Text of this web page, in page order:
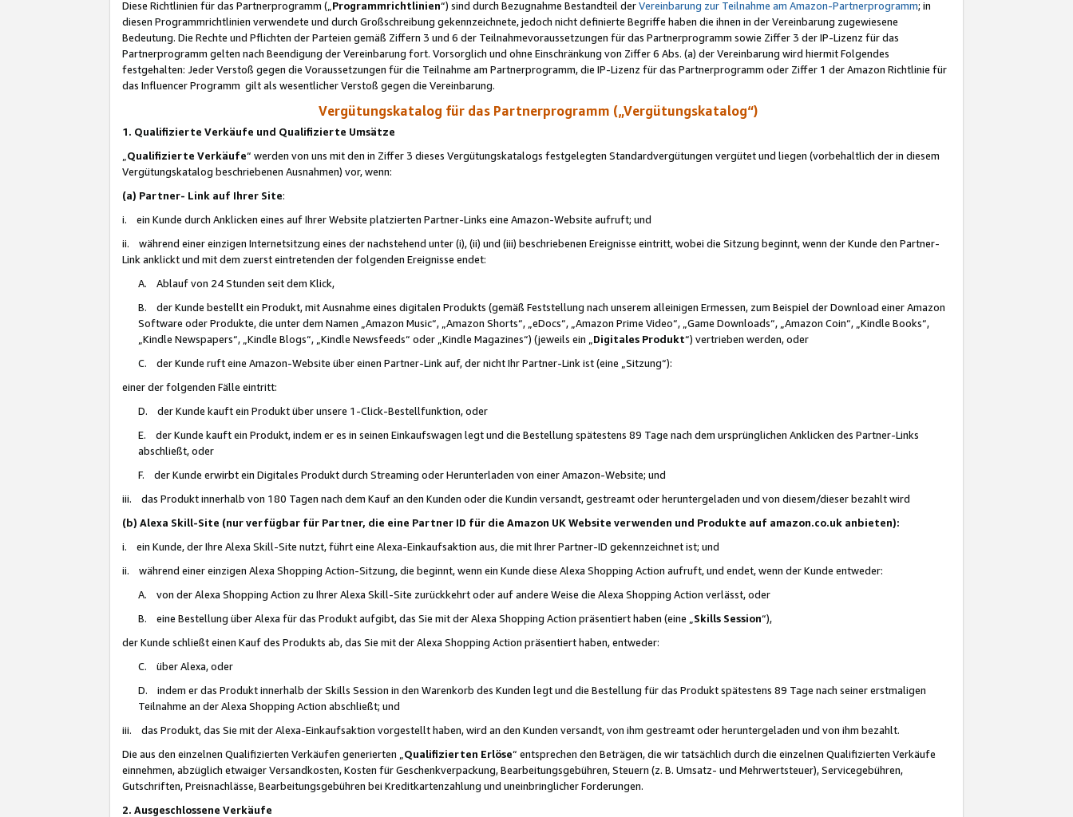
Diese Richtlinien für das Partnerprogramm („Programmrichtlinien“) sind durch Bezugnahme Bestandteil derVereinbarung zur Teilnahme am Amazon-Partnerprogramm; in
diesen Programmrichtlinien verwendete und durch Großschreibung gekennzeichnete, jedoch nicht definierte Begriffe haben die ihnen in der Vereinbarung zugewiesene
Bedeutung. Die Rechte und Pflichten der Parteien gemäß Ziffern 3 und 6 der Teilnahmevoraussetzungen für das Partnerprogramm sowie Ziffer 3 der IP-Lizenz für das
Partnerprogramm gelten nach Beendigung der Vereinbarung fort. Vorsorglich und ohne Einschränkung von Ziffer 6 Abs. (a) der Vereinbarung wird hiermit Folgendes
festgehalten: Jeder Verstoß gegen die Voraussetzungen für die Teilnahme am Partnerprogramm, die IP-Lizenz für das Partnerprogramm oder Ziffer 1 der Amazon Richtlinie für
das Influencer Programm gilt als wesentlicher Verstoß gegen die Vereinbarung.
Vergütungskatalog für das Partnerprogramm („Vergütungskatalog“)
1. Qualifizierte Verkäufe und Qualifizierte Umsätze
Qualifizierte Verkäufe“ werden von uns mit den in Ziffer 3 dieses Vergütungskatalogs festgelegten Standardvergütungen vergütet und liegen (vorbehaltlich der in diesem
Vergütungskatalog beschriebenen Ausnahmen) vor, wenn:
(a) Partner- Link auf Ihrer Site:
i. ein Kunde durch Anklicken eines auf Ihrer Website platzierten Partner-Links eine Amazon-Website aufruft; und
ii. während einer einzigen Internetsitzung eines der nachstehend unter (i), (ii) und (iii) beschriebenen Ereignisse eintritt, wobei die Sitzung beginnt, wenn der Kunde den Partner-
Link anklickt und mit dem zuerst eintretenden der folgenden Ereignisse endet:
A. Ablauf von 24 Stunden seit dem Klick,
B. der Kunde bestellt ein Produkt, mit Ausnahme eines digitalen Produkts (gemäß Feststellung nach unserem alleinigen Ermessen, zum Beispiel der Download einer Amazon
Software oder Produkte, die unter dem Namen „Amazon Music“, „Amazon Shorts“, „eDocs“, „Amazon Prime Video“, „Game Downloads“, „Amazon Coin“, „Kindle Books“,
„Kindle Newspapers“, „Kindle Blogs“, „Kindle Newsfeeds“ oder „Kindle Magazines“) (jeweils ein „ Digitales Produkt“) vertrieben werden, oder
C. der Kunde ruft eine Amazon-Website über einen Partner-Link auf, der nicht Ihr Partner-Link ist (eine „Sitzung“):
einer der folgenden Fälle eintritt:
D. der Kunde kauft ein Produkt über unsere 1-Click-Bestellfunktion, oder
E. der Kunde kauft ein Produkt, indem er es in seinen Einkaufswagen legt und die Bestellung spätestens 89 Tage nach dem ursprünglichen Anklicken des Partner-Links
abschließt, oder
F. der Kunde erwirbt ein Digitales Produkt durch Streaming oder Herunterladen von einer Amazon-Website; und
iii. das Produkt innerhalb von 180 Tagen nach dem Kauf an den Kunden oder die Kundin versandt, gestreamt oder heruntergeladen und von diesem/dieser bezahlt wird
(b) Alexa Skill-Site (nur verfügbar für Partner, die eine Partner ID für die Amazon UK Website verwenden und Produkte auf amazon.co.uk anbieten):
i. ein Kunde, der Ihre Alexa Skill-Site nutzt, führt eine Alexa-Einkaufsaktion aus, die mit Ihrer Partner-ID gekennzeichnet ist; und
ii. während einer einzigen Alexa Shopping Action-Sitzung, die beginnt, wenn ein Kunde diese Alexa Shopping Action aufruft, und endet, wenn der Kunde entweder:
A. von der Alexa Shopping Action zu Ihrer Alexa Skill-Site zurückkehrt oder auf andere Weise die Alexa Shopping Action verlässt, oder
B. eine Bestellung über Alexa für das Produkt aufgibt, das Sie mit der Alexa Shopping Action präsentiert haben (eine „ Skills Session“),
der Kunde schließt einen Kauf des Produkts ab, das Sie mit der Alexa Shopping Action präsentiert haben, entweder:
C. über Alexa, oder
D. indem er das Produkt innerhalb der Skills Session in den Warenkorb des Kunden legt und die Bestellung für das Produkt spätestens 89 Tage nach seiner erstmaligen
Teilnahme an der Alexa Shopping Action abschließt; und
iii. das Produkt, das Sie mit der Alexa-Einkaufsaktion vorgestellt haben, wird an den Kunden versandt, von ihm gestreamt oder heruntergeladen und von ihm bezahlt.
Die aus den einzelnen Qualifizierten Verkäufen generierten „ Qualifizierten Erlöse“ entsprechen den Beträgen, die wir tatsächlich durch die einzelnen Qualifizierten Verkäufe
einnehmen, abzüglich etwaiger Versandkosten, Kosten für Geschenkverpackung, Bearbeitungsgebühren, Steuern (z. B. Umsatz- und Mehrwertsteuer), Servicegebühren,
Gutschriften, Preisnachlässe, Bearbeitungsgebühren bei Kreditkartenzahlung und uneinbringlicher Forderungen.
2. Ausgeschlossene Verkäufe